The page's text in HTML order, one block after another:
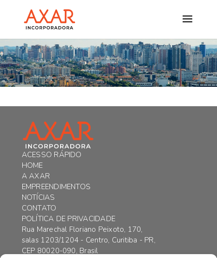
ACESSO RÁPIDO
HOME
A AXAR
EMPREENDIMENTOS
NOTÍCIAS
CONTATO
POLÍTICA DE PRIVACIDADE
Rua Marechal Floriano Peixoto, 170,
salas 1203/1204 - Centro, Curitiba - PR,
CEP 80020-090, Brasil